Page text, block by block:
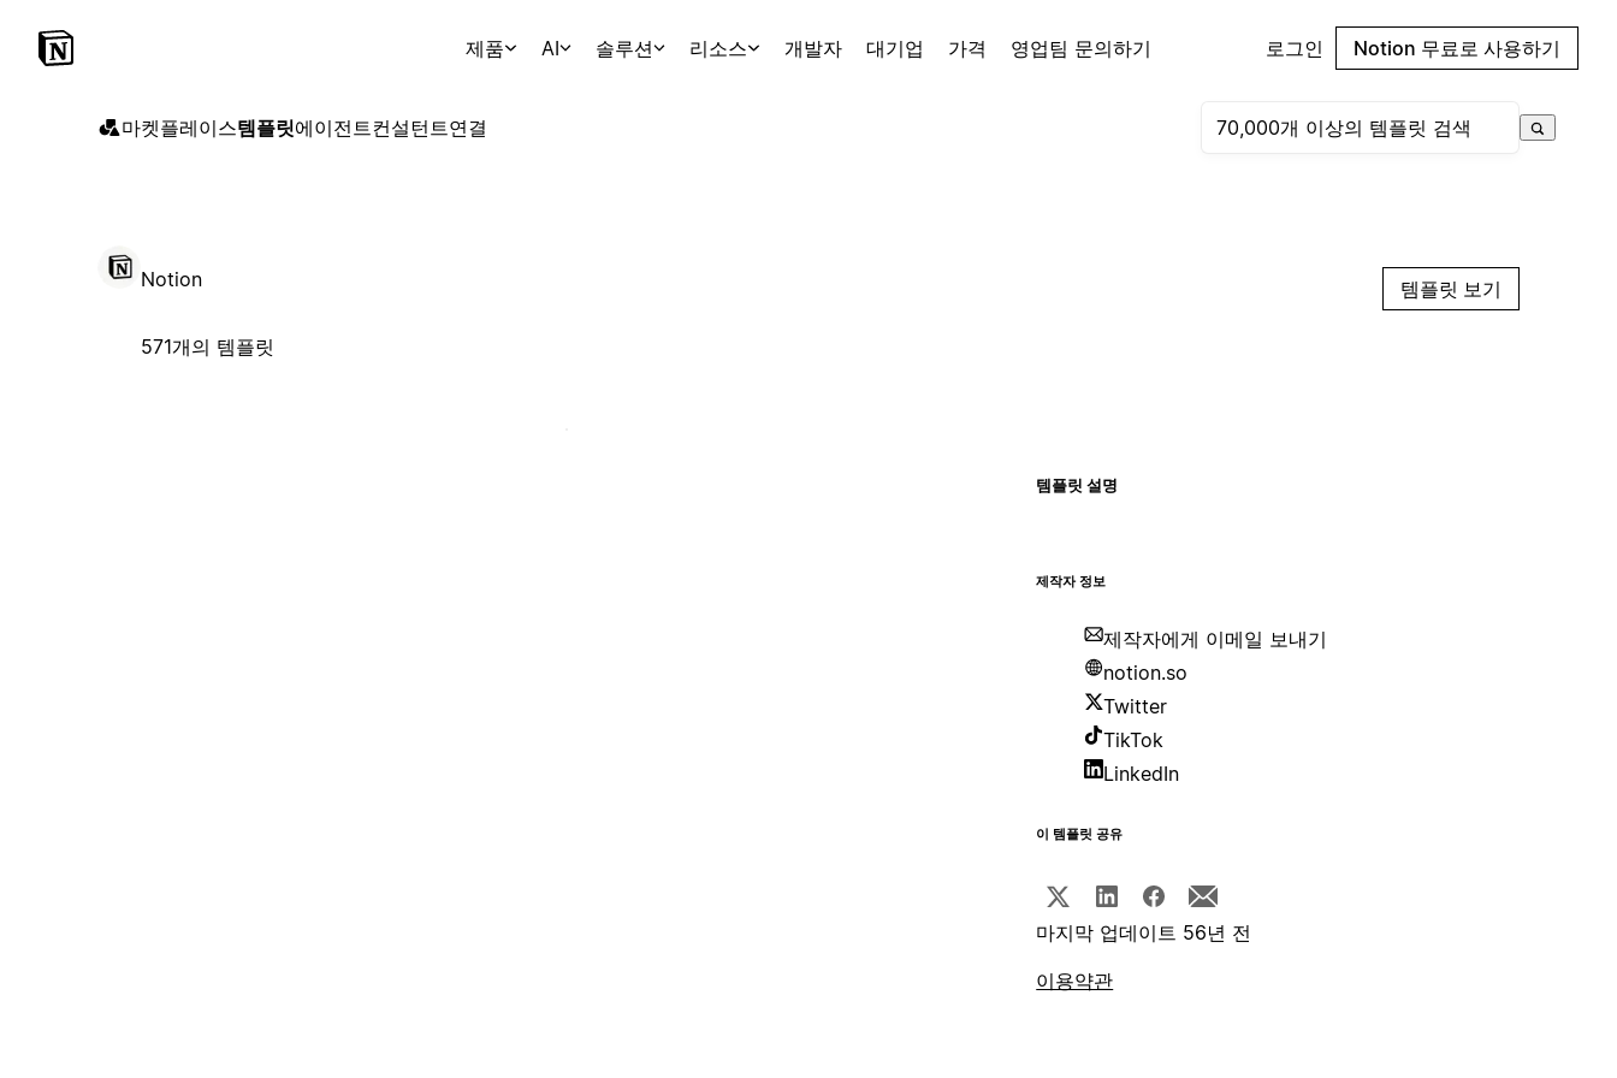
제품 AI 솔루션 리소스 개발자 대기업 가격 영업팀 문의하기 로그인 Notion 무료로 사용하기
마켓플레이스템플릿에이전트컨설턴트연결
Notion
571개의 템플릿
템플릿 보기
템플릿 설명
제작자 정보
제작자에게 이메일 보내기
notion.so
Twitter
TikTok
LinkedIn
이 템플릿 공유
마지막 업데이트 56년 전
이용약관